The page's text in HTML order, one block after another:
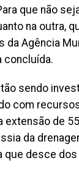
que não
na outra,
Agência
concluída.
sendo
com
de
da
desce